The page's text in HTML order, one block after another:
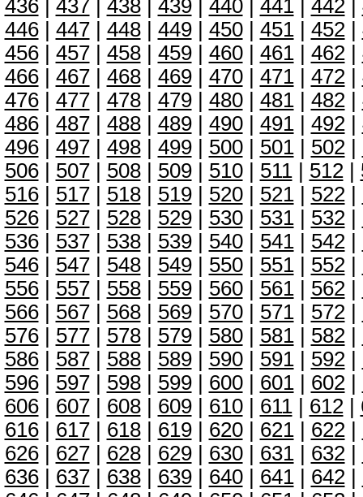
436| 437| 438| 439| 440| 441| 442|
446| 447| 448| 449| 450| 451| 452|
456| 457| 458| 459| 460| 461| 462|
466| 467| 468| 469| 470| 471| 472|
476| 477| 478| 479| 480| 481| 482|
486| 487| 488| 489| 490| 491| 492|
496| 497| 498| 499| 500| 501| 502|
506| 507| 508| 509| 510| 511| 512|
516| 517| 518| 519| 520| 521| 522|
526| 527| 528| 529| 530| 531| 532|
536| 537| 538| 539| 540| 541| 542|
546| 547| 548| 549| 550| 551| 552|
556| 557| 558| 559| 560| 561| 562|
566| 567| 568| 569| 570| 571| 572|
576| 577| 578| 579| 580| 581| 582|
586| 587| 588| 589| 590| 591| 592|
596| 597| 598| 599| 600| 601| 602|
606| 607| 608| 609| 610| 611| 612|
616| 617| 618| 619| 620| 621| 622|
626| 627| 628| 629| 630| 631| 632|
636| 637| 638| 639| 640| 641| 642|